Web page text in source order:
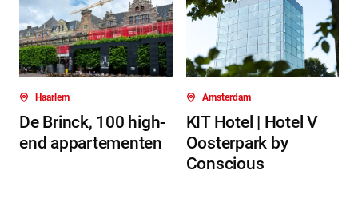
Haarlem
De Brinck, 100 high-
end appartementen
Amsterdam
KIT Hotel | Hotel V
Oosterpark by
Conscious